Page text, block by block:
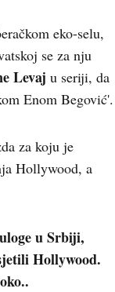
eko-selu,
se za nju
Levaj u seriji, da
Enom Begović'.
za koju je
Hollywood, a
u Srbiji,
Hollywood.